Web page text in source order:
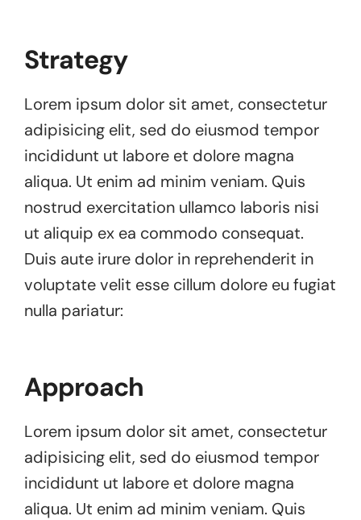
Strategy
Lorem ipsum dolor sit amet, consectetur
adipisicing elit, sed do eiusmod tempor
incididunt ut labore et dolore magna
aliqua. Ut enim ad minim veniam. Quis
nostrud exercitation ullamco laboris nisi
ut aliquip ex ea commodo consequat.
Duis aute irure dolor in reprehenderit in
voluptate velit esse cillum dolore eu fugiat
nulla pariatur:
Approach
Lorem ipsum dolor sit amet, consectetur
adipisicing elit, sed do eiusmod tempor
incididunt ut labore et dolore magna
aliqua. Ut enim ad minim veniam. Quis